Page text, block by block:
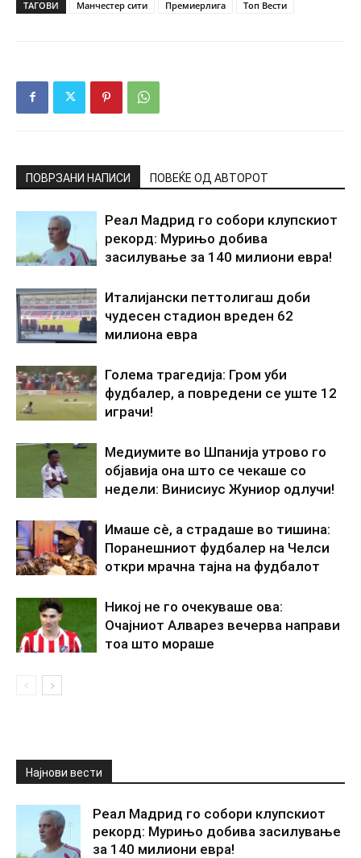
ТАГОВИ Манчестер сити Премиерлига Топ Вести
ПОВРЗАНИ НАПИСИ ПОВЕЌЕ ОД АВТОРОТ
Реал Мадрид го собори клупскиот
рекорд: Мурињо добива
засилување за 140 милиони евра!
Италијански петтолигаш доби
чудесен стадион вреден 62
милиона евра
Голема трагедија: Гром уби
фудбалер, а повредени се уште 12
играчи!
Медиумите во Шпанија утрово го
објавија она што се чекаше со
недели: Винисиус Жуниор одлучи!
Имаше сè, а страдаше во тишина:
Поранешниот фудбалер на Челси
откри мрачна тајна на фудбалот
Никој не го очекуваше ова:
Очајниот Алварез вечерва направи
тоа што мораше
Најнови вести
Реал Мадрид го собори клупскиот
рекорд: Мурињо добива засилување
за 140 милиони евра!